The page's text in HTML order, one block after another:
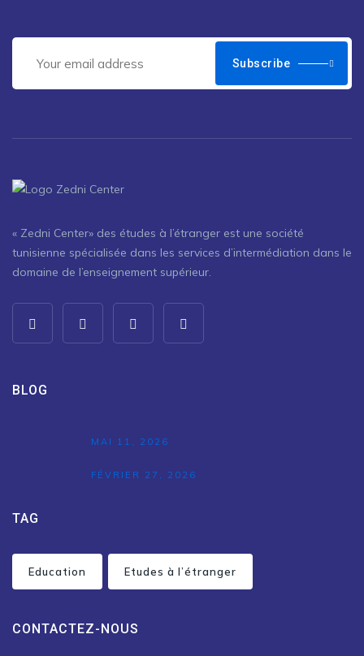
Subscribe
« Zedni Center» des études à l’étranger est une société
tunisienne spécialisée dans les services d’intermédiation dans le
domaine de l’enseignement supérieur.
BLOG
MAI 11, 2026
FÉVRIER 27, 2026
TAG
Education Etudes à l’étranger
CONTACTEZ-NOUS